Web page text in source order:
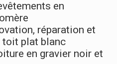
en
réparation et
plat blanc
en gravier noir et